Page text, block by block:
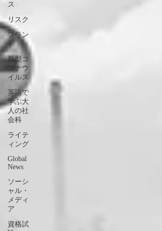
ス
リスク
ブラン
ド
新型コ
ロナウ
イルス
英語で
学ぶ大
人の社
会科
ライテ
ィング
Global
News
ソーシ
ャル・
メディ
ア
資格試